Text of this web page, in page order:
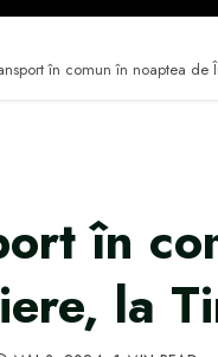
în comun în noaptea de
în
la